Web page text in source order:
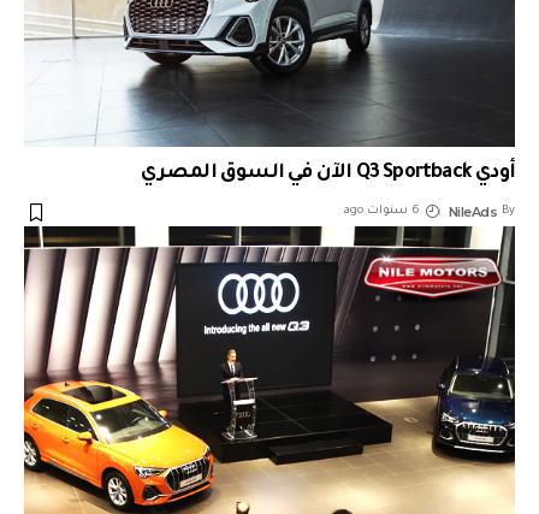
أودي Q3 Sportback الآن في السوق المصري
By
NileAds 6 سنوات ago